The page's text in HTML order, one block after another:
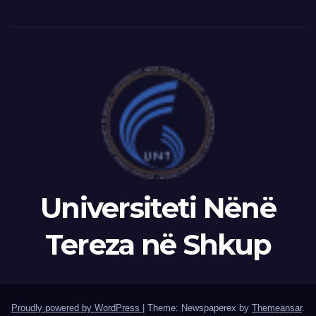
Universiteti Nënë
Tereza në Shkup
Proudly powered by WordPress Theme: Newspaperex by Themeansar.